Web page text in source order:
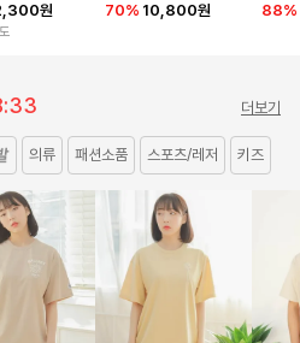
원
70% 10,800원
88%
더보기
의류 패션소품 스포츠/레저 키즈